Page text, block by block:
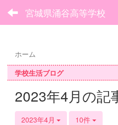
宮城県涌谷高等学校
ホーム
学校生活ブログ
2023年4月の記
2023年4月 10件